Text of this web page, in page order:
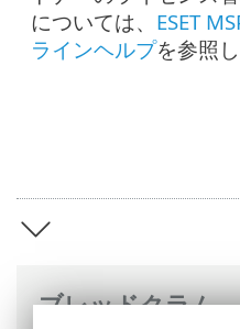
ブレッドクラム
については、 ESET
ラインヘルプを参照